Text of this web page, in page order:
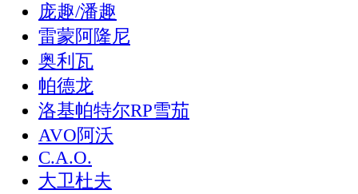
庞趣/潘趣
雷蒙阿隆尼
奥利瓦
帕德龙
洛基帕特尔RP雪茄
AVO阿沃
C.A.O.
大卫杜夫